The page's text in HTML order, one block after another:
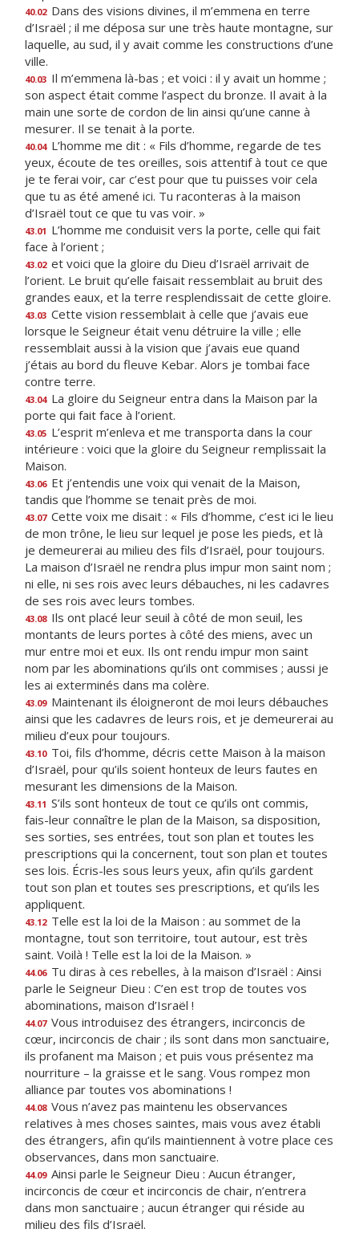
40.02 Dans des visions divines, il m’emmena en terre
d’Israël ; il me déposa sur une très haute montagne, sur
laquelle, au sud, il y avait comme les constructions d’une
ville.
40.03 Il m’emmena là-bas ; et voici : il y avait un homme ;
son aspect était comme l’aspect du bronze. Il avait à la
main une sorte de cordon de lin ainsi qu’une canne à
mesurer. Il se tenait à la porte.
40.04 L’homme me dit : « Fils d’homme, regarde de tes
yeux, écoute de tes oreilles, sois attentif à tout ce que
je te ferai voir, car c’est pour que tu puisses voir cela
que tu as été amené ici. Tu raconteras à la maison
d’Israël tout ce que tu vas voir. »
43.01 L’homme me conduisit vers la porte, celle qui fait
face à l’orient ;
43.02 et voici que la gloire du Dieu d’Israël arrivait de
l’orient. Le bruit qu’elle faisait ressemblait au bruit des
grandes eaux, et la terre resplendissait de cette gloire.
43.03 Cette vision ressemblait à celle que j’avais eue
lorsque le Seigneur était venu détruire la ville ; elle
ressemblait aussi à la vision que j’avais eue quand
j’étais au bord du fleuve Kebar. Alors je tombai face
contre terre.
43.04 La gloire du Seigneur entra dans la Maison par la
porte qui fait face à l’orient.
43.05 L’esprit m’enleva et me transporta dans la cour
intérieure : voici que la gloire du Seigneur remplissait la
Maison.
43.06 Et j’entendis une voix qui venait de la Maison,
tandis que l’homme se tenait près de moi.
43.07 Cette voix me disait : « Fils d’homme, c’est ici le lieu
de mon trône, le lieu sur lequel je pose les pieds, et là
je demeurerai au milieu des fils d’Israël, pour toujours.
La maison d’Israël ne rendra plus impur mon saint nom ;
ni elle, ni ses rois avec leurs débauches, ni les cadavres
de ses rois avec leurs tombes.
43.08 Ils ont placé leur seuil à côté de mon seuil, les
montants de leurs portes à côté des miens, avec un
mur entre moi et eux. Ils ont rendu impur mon saint
nom par les abominations qu’ils ont commises ; aussi je
les ai exterminés dans ma colère.
43.09 Maintenant ils éloigneront de moi leurs débauches
ainsi que les cadavres de leurs rois, et je demeurerai au
milieu d’eux pour toujours.
43.10 Toi, fils d’homme, décris cette Maison à la maison
d’Israël, pour qu’ils soient honteux de leurs fautes en
mesurant les dimensions de la Maison.
43.11 S’ils sont honteux de tout ce qu’ils ont commis,
fais-leur connaître le plan de la Maison, sa disposition,
ses sorties, ses entrées, tout son plan et toutes les
prescriptions qui la concernent, tout son plan et toutes
ses lois. Écris-les sous leurs yeux, afin qu’ils gardent
tout son plan et toutes ses prescriptions, et qu’ils les
appliquent.
43.12 Telle est la loi de la Maison : au sommet de la
montagne, tout son territoire, tout autour, est très
saint. Voilà ! Telle est la loi de la Maison. »
44.06 Tu diras à ces rebelles, à la maison d’Israël : Ainsi
parle le Seigneur Dieu : C’en est trop de toutes vos
abominations, maison d’Israël !
44.07 Vous introduisez des étrangers, incirconcis de
cœur, incirconcis de chair ; ils sont dans mon sanctuaire,
ils profanent ma Maison ; et puis vous présentez ma
nourriture – la graisse et le sang. Vous rompez mon
alliance par toutes vos abominations !
44.08 Vous n’avez pas maintenu les observances
relatives à mes choses saintes, mais vous avez établi
des étrangers, afin qu’ils maintiennent à votre place ces
observances, dans mon sanctuaire.
44.09 Ainsi parle le Seigneur Dieu : Aucun étranger,
incirconcis de cœur et incirconcis de chair, n’entrera
dans mon sanctuaire ; aucun étranger qui réside au
milieu des fils d’Israël.